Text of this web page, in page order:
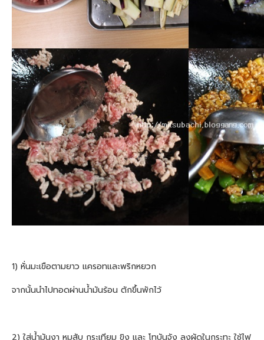
1) หั่นมะเขือตามยาว แครอทและพริกหยวก
จากนั้นนำไปทอดผ่านน้ำมันร้อน ตักขึ้นพักไว้
2) ใส่น้ำมันงา หมูสับ กระเทียม ขิง และ โทบันจัง ลงผัดในกระทะ ใช้ไฟ